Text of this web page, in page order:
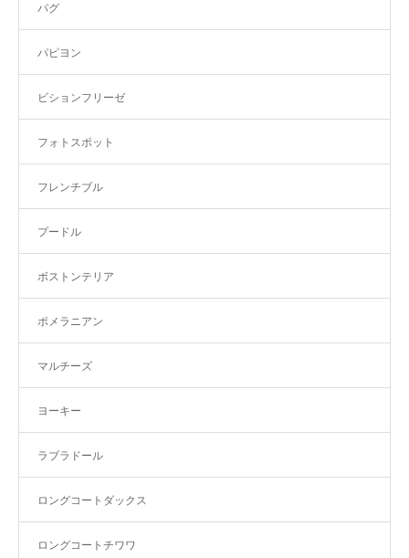
パグ
パピヨン
ビションフリーゼ
フォトスポット
フレンチブル
プードル
ボストンテリア
ポメラニアン
マルチーズ
ヨーキー
ラブラドール
ロングコートダックス
ロングコートチワワ